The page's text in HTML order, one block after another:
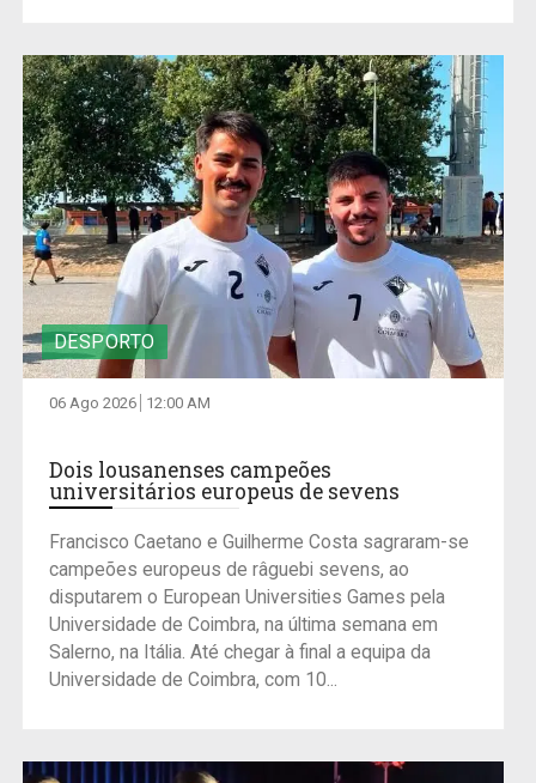
DESPORTO
06 Ago 2026 12:00 AM
Dois lousanenses campeões
universitários europeus de sevens
Francisco Caetano e Guilherme Costa sagraram-se
campeões europeus de râguebi sevens, ao
disputarem o European Universities Games pela
Universidade de Coimbra, na última semana em
Salerno, na Itália. Até chegar à final a equipa da
Universidade de Coimbra, com 10...